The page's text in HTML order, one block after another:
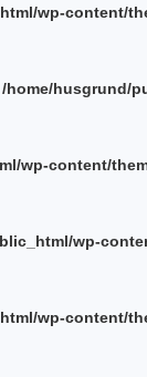
wp-content/
/home/husgrund/
wp-content/
wp-
wp-content/